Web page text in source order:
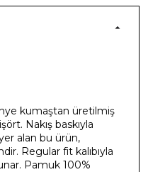
kumaştan üretilmiş
Nakış baskıyla
alan bu ürün,
Regular fit kalıbıyla
Pamuk 100%